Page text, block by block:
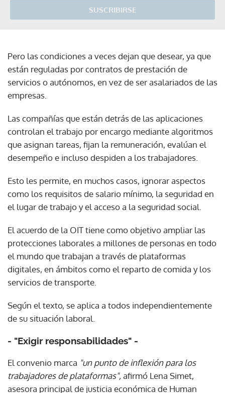
SUSCRIBIRSE
Pero las condiciones a veces dejan que desear, ya que
están reguladas por contratos de prestación de
servicios o autónomos, en vez de ser asalariados de las
empresas.
Las compañías que están detrás de las aplicaciones
controlan el trabajo por encargo mediante algoritmos
que asignan tareas, fijan la remuneración, evalúan el
desempeño e incluso despiden a los trabajadores.
Esto les permite, en muchos casos, ignorar aspectos
como los requisitos de salario mínimo, la seguridad en
el lugar de trabajo y el acceso a la seguridad social.
El acuerdo de la OIT tiene como objetivo ampliar las
protecciones laborales a millones de personas en todo
el mundo que trabajan a través de plataformas
digitales, en ámbitos como el reparto de comida y los
servicios de transporte.
Según el texto, se aplica a todos independientemente
de su situación laboral.
- "Exigir responsabilidades" -
El convenio marca "un punto de inflexión para los
trabajadores de plataformas",afirmó Lena Simet,
asesora principal de justicia económica de Human